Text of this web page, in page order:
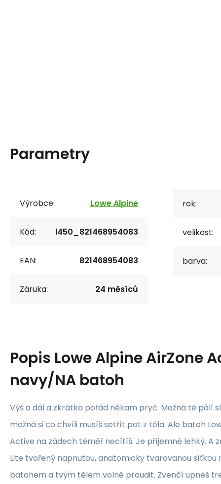
Parametry
Výrobce: Lowe Alpine
Kód: i450_821468954083
EAN: 821468954083
Záruka: 24 měsíců
rok:
velikost:
barva:
Popis Lowe Alpine AirZone
navy/NA batoh
Výš a dál a zkrátka pořád někam pryč. Možná tě pálí
možná si co chvíli musíš setřít pot z těla. Ale batoh
Active na zádech téměř necítíš. Je příjemně lehký. A
Lite tvořený napnutou, anatomicky tvarovanou síťkou
batohem a tvým tělem volně proudit. Zvenčí upneš